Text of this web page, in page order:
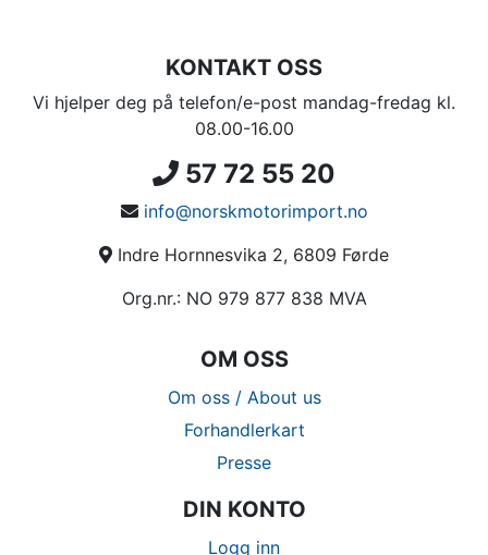
KONTAKT OSS
Vi hjelper deg på telefon/e-post mandag-fredag kl.
08.00-16.00
57 72 55 20
info@norskmotorimport.no
Indre Hornnesvika 2, 6809 Førde
Org.nr.: NO 979 877 838 MVA
OM OSS
Om oss / About us
Forhandlerkart
Presse
DIN KONTO
Logg inn